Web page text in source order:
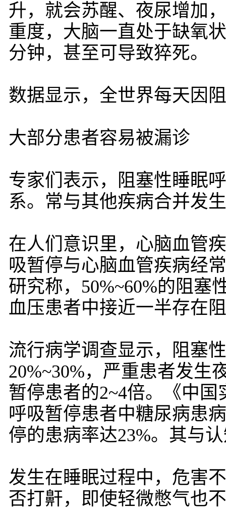
升，就会苏醒、夜尿增加
重度，大脑一直处于缺氧
分钟，甚至可导致猝死。
数据显示，全世界每天因
大部分患者容易被漏诊
专家们表示，阻塞性睡眠
系。常与其他疾病合并发
在人们意识里，心脑血管
吸暂停与心脑血管疾病经
研究称，50%~60%的阻塞
血压患者中接近一半存在
流行病学调查显示，阻塞
20%~30%，严重患者发生
暂停患者的2~4倍。《中
呼吸暂停患者中糖尿病患
停的患病率达23%。其与
发生在睡眠过程中，危害
否打鼾，即使轻微憋气也